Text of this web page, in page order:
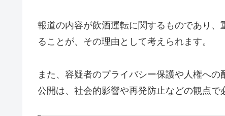
報道の内容が飲酒運転に関するものであり
ることが、その理由として考えられます。
また、容疑者のプライバシー保護や人権へ
公開は、社会的影響や再発防止などの観点で